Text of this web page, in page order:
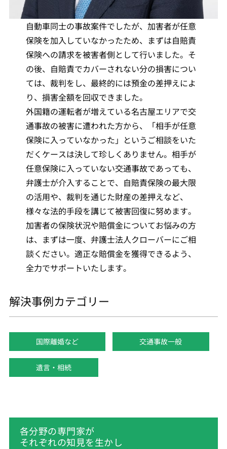
自動車同士の事故案件でしたが、加害者が任意
保険を加入していなかったため、まずは自賠責
保険への請求を被害者側として行いました。そ
の後、自賠責でカバーされない分の損害につい
ては、裁判をし、最終的には預金の差押えによ
り、損害全額を回収できました。
外国籍の運転者が増えている名古屋エリアで交
通事故の被害に遭われた方から、「相手が任意
保険に入っていなかった」というご相談をいた
だくケースは決して珍しくありません。相手が
任意保険に入っていない交通事故であっても、
弁護士が介入することで、自賠責保険の最大限
の活用や、裁判を通じた財産の差押えなど、
様々な法的手段を講じて被害回復に努めます。
加害者の保険状況や賠償金についてお悩みの方
は、まずは一度、弁護士法人クローバーにご相
談ください。適正な賠償金を獲得できるよう、
全力でサポートいたします。
解決事例カテゴリー
国際離婚など 交通事故一般
遺言・相続
各分野の専門家が
それぞれの知見を生かし